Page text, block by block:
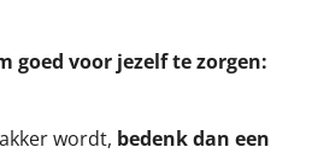
goed voor jezelf te zorgen:
wordt, bedenk dan een